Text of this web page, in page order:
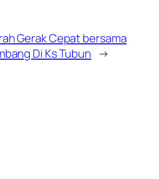
Gerak Cepat bersama
Di Ks Tubun →